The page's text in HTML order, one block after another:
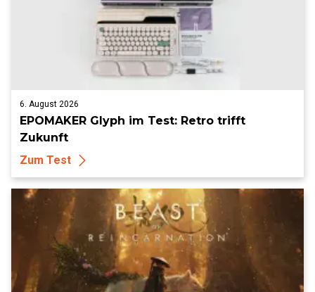
6. August 2026
EPOMAKER Glyph im Test: Retro trifft
Zukunft
Zum Test